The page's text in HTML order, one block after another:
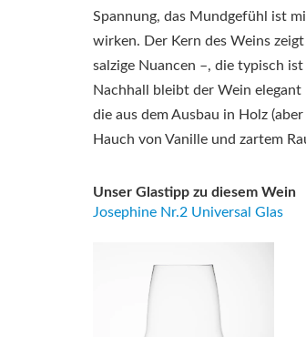
Spannung, das Mundgefühl ist
wirken. Der Kern des Weins
salzige Nuancen –, die typisch
Nachhall bleibt der Wein
die aus dem Ausbau in Holz
Hauch von Vanille und zartem
Unser Glastipp zu diesem Wein
Josephine Nr.2 Universal Glas